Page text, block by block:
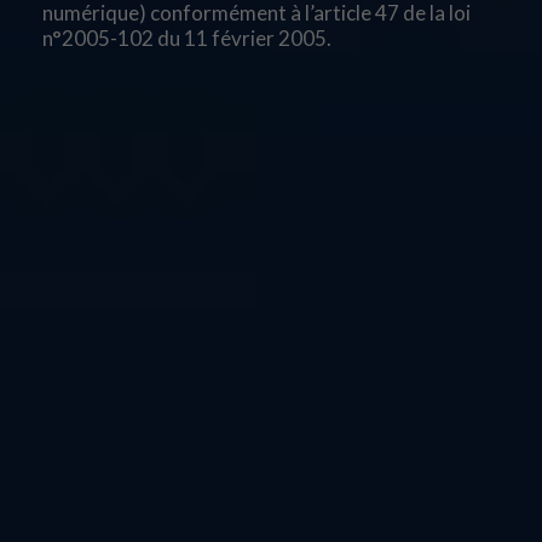
numérique) conformément à l’article 47 de la loi
n°2005-102 du 11 février 2005.